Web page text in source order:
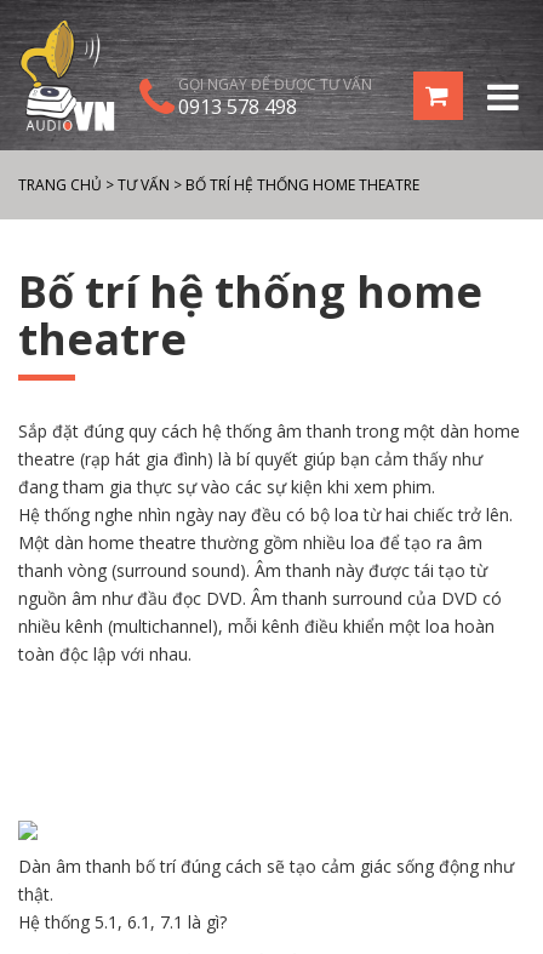
GỌI NGAY ĐỂ ĐƯỢC TƯ VẤN
0913 578 498
TRANG CHỦ >TƯ VẤN > BỐ TRÍ HỆ THỐNG HOME THEATRE
Bố trí hệ thống home
theatre
Sắp đặt đúng quy cách hệ thống âm thanh trong một dàn home
theatre (rạp hát gia đình) là bí quyết giúp bạn cảm thấy như
đang tham gia thực sự vào các sự kiện khi xem phim.
Hệ thống nghe nhìn ngày nay đều có bộ loa từ hai chiếc trở lên.
Một dàn home theatre thường gồm nhiều loa để tạo ra âm
thanh vòng (surround sound). Âm thanh này được tái tạo từ
nguồn âm như đầu đọc DVD. Âm thanh surround của DVD có
nhiều kênh (multichannel), mỗi kênh điều khiển một loa hoàn
toàn độc lập với nhau.
Dàn âm thanh bố trí đúng cách sẽ tạo cảm giác sống động như
thật.
Hệ thống 5.1, 6.1, 7.1 là gì?